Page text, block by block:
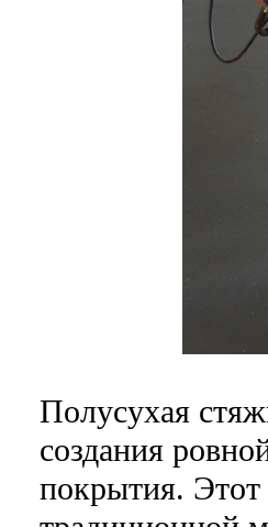
Полусухая
создания
покрытия. Этот